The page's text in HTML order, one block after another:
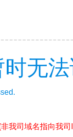
无法
非我司域名指向我